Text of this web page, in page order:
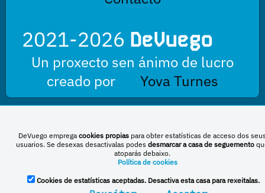
2021-2026 DeVuego
Un proxecto sen ánimo de lucro
creado por
Yova Turnes
Esta obra está baixo unha licenza de Creative Commons Reconocimiento-
NoComercial-CompartirIgual 4.0 Internacional
DeVuego España DeVuego LATAM
DeVuego emprega cookies propiaspara obter estatísticas de acceso dos
usuarios. Se desexas desactivalas podes desmarcar a casa de seguemento
atoparás debaixo.
Política de cookies
Cookies de estatísticas aceptadas. Desactiva esta casa para rexeitalas.